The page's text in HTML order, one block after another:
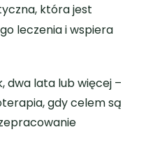
która jest
leczenia i wspiera
dwa lata lub więcej –
gdy celem są